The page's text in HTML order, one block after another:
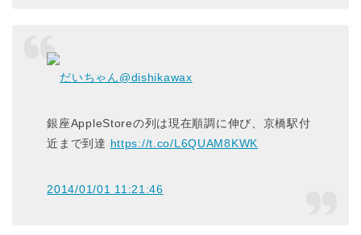
だいちゃん@dishikawax
銀座AppleStoreの列は現在順調に伸び、京橋駅付
近まで到達 https://t.co/L6QUAM8KWK
2014/01/01 11:21:46